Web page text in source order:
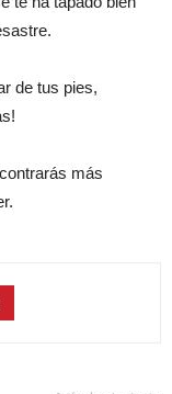
de tus pies,
más